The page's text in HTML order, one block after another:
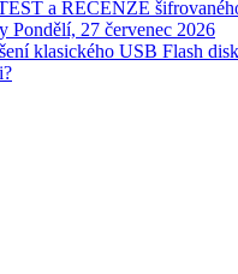
a RECENZE
Pondělí, 27 červenec 2026
klasického USB Flash